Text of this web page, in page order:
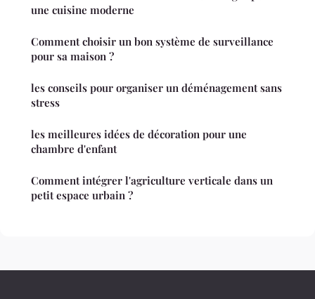
une cuisine moderne
Comment choisir un bon système de surveillance
pour sa maison ?
les conseils pour organiser un déménagement sans
stress
les meilleures idées de décoration pour une
chambre d'enfant
Comment intégrer l'agriculture verticale dans un
petit espace urbain ?